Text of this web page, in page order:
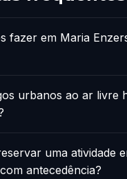
fazer em Maria
urbanos ao ar livre
uma atividade
antecedência?